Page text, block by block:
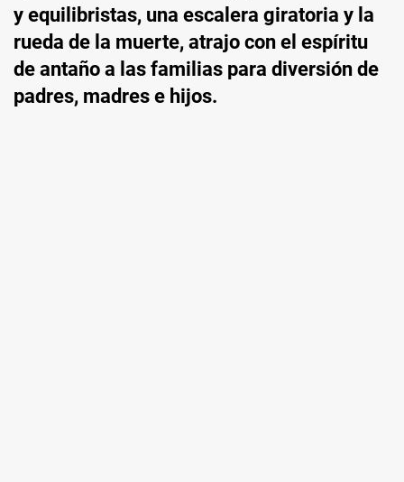
y equilibristas, una escalera giratoria y la
rueda de la muerte, atrajo con el espíritu
de antaño a las familias para diversión de
padres, madres e hijos.